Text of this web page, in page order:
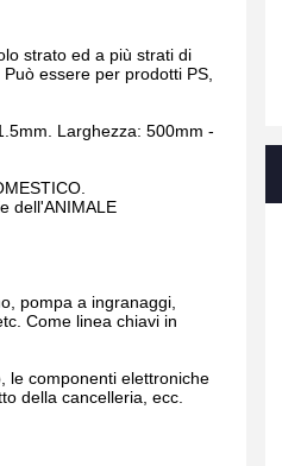
strato ed a più strati di
essere per prodotti PS,
Larghezza: 500mm -
dell'ANIMALE
pompa a ingranaggi,
Come linea chiavi in
le componenti elettroniche
della cancelleria, ecc.